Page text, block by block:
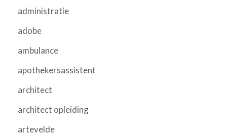
administratie
adobe
ambulance
apothekersassistent
architect
architect opleiding
artevelde